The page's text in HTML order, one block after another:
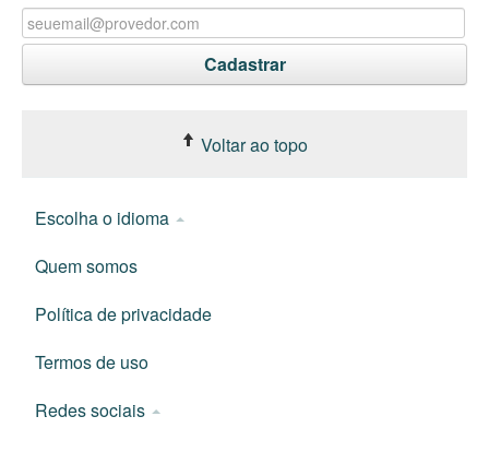
Voltar ao topo
Escolha o idioma
Quem somos
Política de privacidade
Termos de uso
Redes sociais